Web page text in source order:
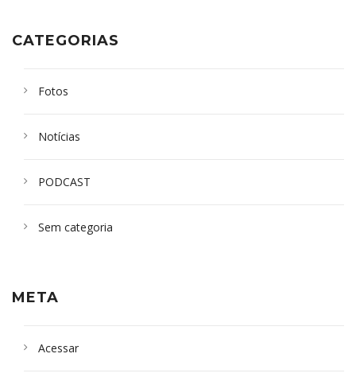
CATEGORIAS
Fotos
Notícias
PODCAST
Sem categoria
META
Acessar